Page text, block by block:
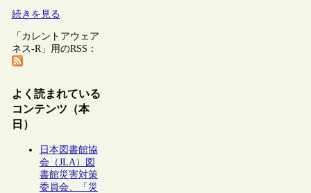
続きを見る
「カレントアウェア
ネス-R」用のRSS：
よく読まれている
コンテンツ（本
日）
日本図書館協
会（JLA）図
書館災害対策
委員会、「災